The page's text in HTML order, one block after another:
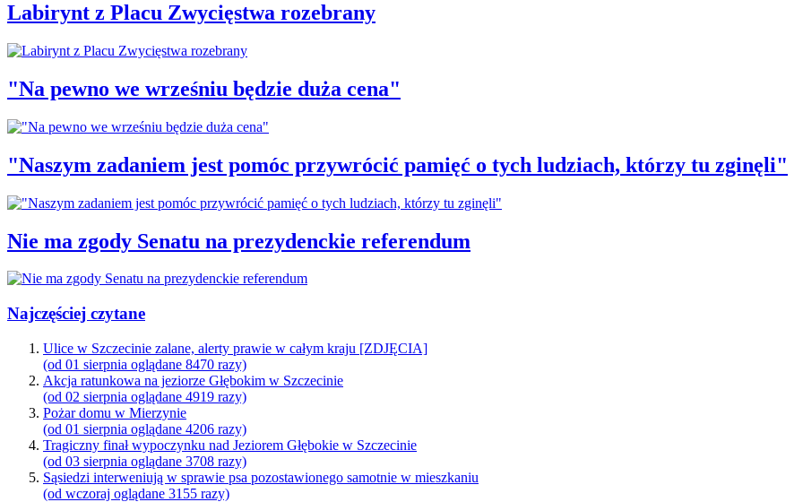
Labirynt z Placu Zwycięstwa rozebrany
"Na pewno we wrześniu będzie duża cena"
"Naszym zadaniem jest pomóc przywrócić pamięć o tych ludziach, którzy tu zginęli"
Nie ma zgody Senatu na prezydenckie referendum
Najczęściej czytane
Ulice w Szczecinie zalane, alerty prawie w całym kraju [ZDJĘCIA]
(od 01 sierpnia oglądane 8470 razy)
Akcja ratunkowa na jeziorze Głębokim w Szczecinie
(od 02 sierpnia oglądane 4919 razy)
Pożar domu w Mierzynie
(od 01 sierpnia oglądane 4206 razy)
Tragiczny finał wypoczynku nad Jeziorem Głębokie w Szczecinie
(od 03 sierpnia oglądane 3708 razy)
Sąsiedzi interweniują w sprawie psa pozostawionego samotnie w mieszkaniu
(od wczoraj oglądane 3155 razy)